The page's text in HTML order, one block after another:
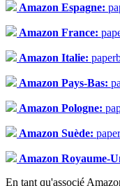
Amazon Espagne:
Amazon France:
Amazon Italie:
Amazon Pays-Bas:
Amazon Pologne:
Amazon Suède:
Amazon Royaume-
En tant qu'associé